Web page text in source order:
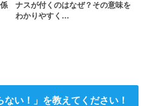
ナスが付くのはなぜ？その意味を
わかりやすく…
い！」を教えてください！